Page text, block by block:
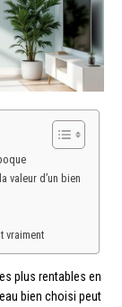
valeur d’un bien
vraiment
plus rentables en
bien choisi peut